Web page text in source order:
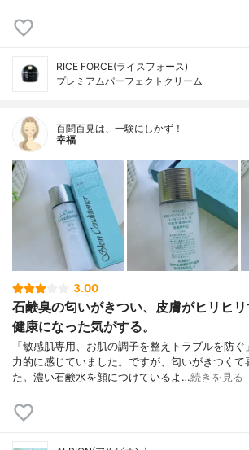
RICE FORCE(ライスフォース)
プレミアムパーフェクトクリーム
百聞百見は、一験にしかず！
幸福
3.00
石鹸臭の匂いがきつい、皮膚がヒリヒ
健康になった気がする。
「敏感肌専用、お肌の調子を整えトラブルを防
力的に感じていました。ですが、匂いがきつくて
た。濃い石鹸水を顔につけているよ…続きを見る